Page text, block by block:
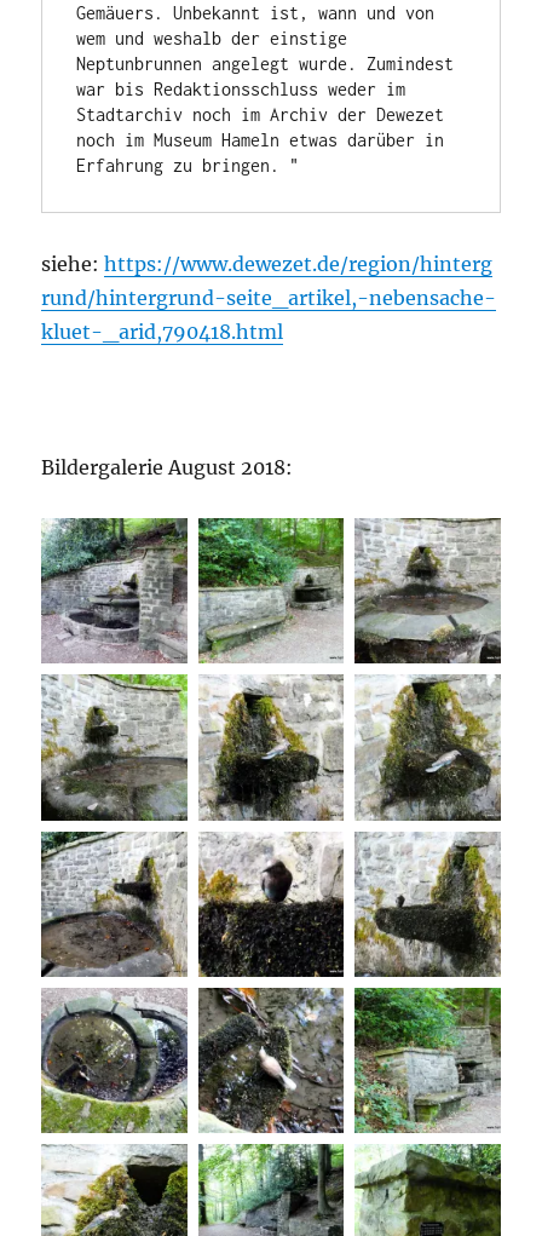
Gemäuers. Unbekannt ist, wann und von
wem und weshalb der einstige
Neptunbrunnen angelegt wurde. Zumindest
war bis Redaktionsschluss weder im
Stadtarchiv noch im Archiv der Dewezet
noch im Museum Hameln etwas darüber in
Erfahrung zu bringen. "
siehe:https://www.dewezet.de/region/hinterg
rund/hintergrund-seite_artikel,-nebensache-
kluet-_arid,790418.html
Bildergalerie August 2018: